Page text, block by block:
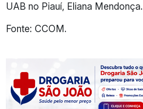
UAB no Piauí, Eliana Mendonça.
Fonte: CCOM.